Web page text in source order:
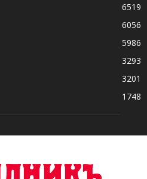
6519
6056
5986
3293
3201
1748